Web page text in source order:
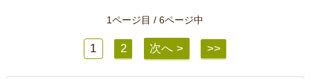
1ページ目 / 6ページ中
1 2 次へ > >>